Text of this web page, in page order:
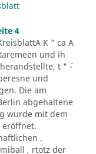
4
K " ca A
und ih
t " ´-
und
Die am
abgehaltene
wurde mit dem
eröffnet.
.
, rtotz der